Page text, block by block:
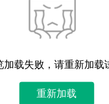
加载失败，请重新加载
重新加载